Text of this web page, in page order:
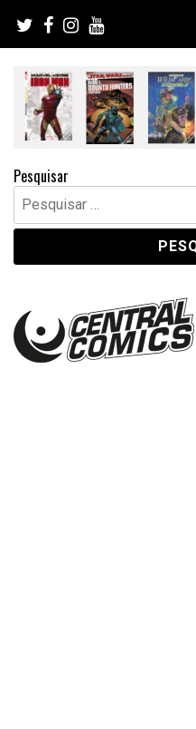
content
Pesquisar
Pesquisar
por: